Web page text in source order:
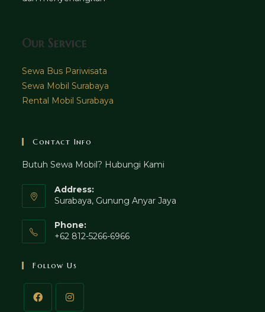
Our Service
Sewa Bus Pariwisata
Sewa Mobil Surabaya
Rental Mobil Surabaya
Contact Info
Butuh Sewa Mobil? Hubungi Kami
Address:
Surabaya, Gunung Anyar Jaya
Phone:
+62 812-5266-6966
Follow Us